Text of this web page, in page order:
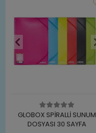
GLOBOX SPİRALLİ SUNUM
DOSYASI 30 SAYFA